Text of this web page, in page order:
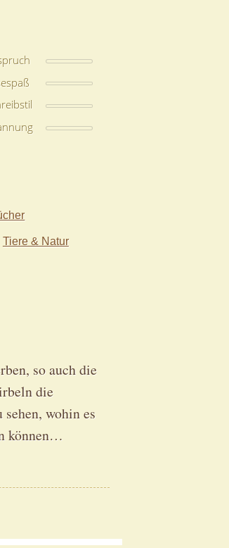
Tiere & Natur
so auch die
die
wohin es
können…